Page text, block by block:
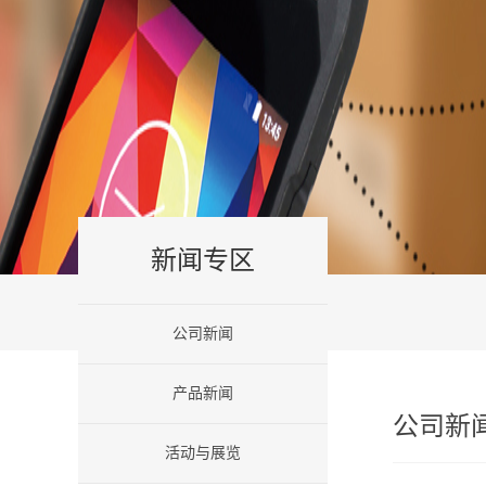
新闻专区
公司新闻
产品新闻
活动与展览
公司新